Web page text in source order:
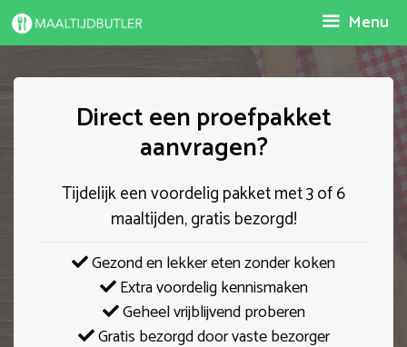
Spring
naar
Menu
Direct een proefpakket
aanvragen?
Tijdelijk een voordelig pakket met 3 of 6
maaltijden, gratis bezorgd!
Gezond en lekker eten zonder koken
Extra voordelig kennismaken
Geheel vrijblijvend proberen
Gratis bezorgd door vaste bezorger